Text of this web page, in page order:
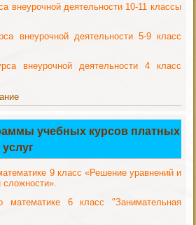
внеурочной деятельности 10-11 классы
внеурочной деятельности 5-9 класс
внеурочной деятельности 4 класс
учебных курсов платных
9 класс «Решение уравнений и
математике 6 класс "Занимательная